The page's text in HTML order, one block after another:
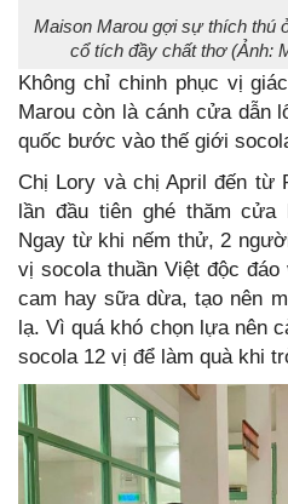
Maison Marou gợi sự thích thú
cổ tích đầy chất thơ (Ảnh:
Không chỉ chinh phục vị
Marou còn là cánh cửa dẫn
quốc bước vào thế giới
Chị Lory và chị April đến từ
lần đầu tiên ghé thăm cửa
Ngay từ khi nếm thử, 2
vị socola thuần Việt độc
cam hay sữa dừa, tạo nên
lạ. Vì quá khó chọn lựa nên
socola 12 vị để làm quà khi